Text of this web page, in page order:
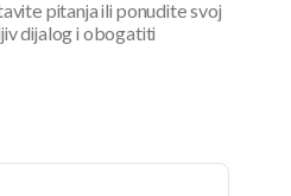
pitanja ili ponudite svoj
dijalog i obogatiti